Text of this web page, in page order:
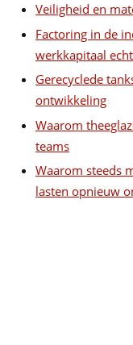
Veiligheid en
Factoring in de
werkkapitaal
Gerecyclede
ontwikkeling
Waarom
teams
Waarom steeds
lasten opnieuw